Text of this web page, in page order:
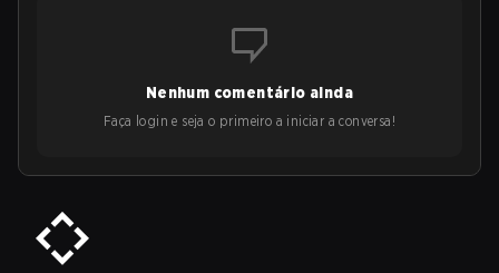
Nenhum comentário ainda
Faça login e seja o primeiro a iniciar a conversa!